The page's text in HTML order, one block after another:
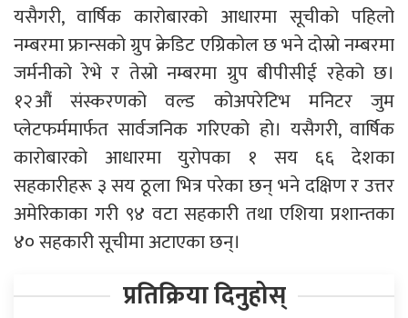
यसैगरी, वार्षिक कारोबारको आधारमा सूचीको पहिलो
नम्बरमा फ्रान्सको ग्रुप क्रेडिट एग्रिकोल छ भने दोस्रो नम्बरमा
जर्मनीको रेभे र तेस्रो नम्बरमा ग्रुप बीपीसीई रहेको छ।
१२औं संस्करणको वल्ड कोअपरेटिभ मनिटर जुम
प्लेटफर्ममार्फत सार्वजनिक गरिएको हो। यसैगरी, वार्षिक
कारोबारको आधारमा युरोपका १ सय ६६ देशका
सहकारीहरू ३ सय ठूला भित्र परेका छन् भने दक्षिण र उत्तर
अमेरिकाका गरी ९४ वटा सहकारी तथा एशिया प्रशान्तका
४० सहकारी सूचीमा अटाएका छन्।
प्रतिक्रिया दिनुहोस्